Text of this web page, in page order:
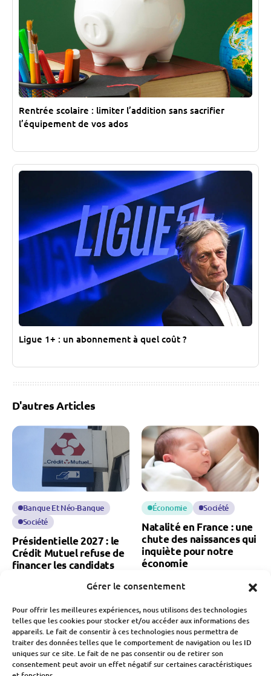
Gérer le consentement
Pour offrir les meilleures expériences, nous utilisons des technologies
telles que les cookies pour stocker et/ou accéder aux informations des
appareils. Le fait de consentir à ces technologies nous permettra de
traiter des données telles que le comportement de navigation ou les ID
uniques sur ce site. Le fait de ne pas consentir ou de retirer son
consentement peut avoir un effet négatif sur certaines caractéristiques
Rentrée scolaire : limiter l’addition sans sacrifier
l’équipement de vos ados
Ligue 1+ : un abonnement à quel coût ?
D'autres Articles
Banque Et Néo-Banque
Société
Présidentielle 2027 : le
Crédit Mutuel refuse de
financer les candidats
Économie Société
Natalité en France : une
chute des naissances qui
inquiète pour notre
économie
Fabien Monvoisin